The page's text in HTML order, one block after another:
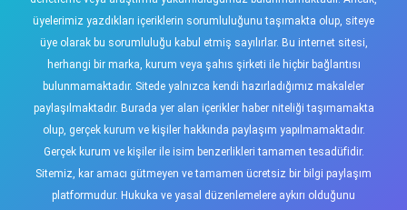
üyelerimiz yazdıkları içeriklerin sorumluluğunu taşımakta olup, siteye
üye olarak bu sorumluluğu kabul etmiş sayılırlar. Bu internet sitesi,
herhangi bir marka, kurum veya şahıs şirketi ile hiçbir bağlantısı
bulunmamaktadır. Sitede yalnızca kendi hazırladığımız makaleler
paylaşılmaktadır. Burada yer alan içerikler haber niteliği taşımamakta
olup, gerçek kurum ve kişiler hakkında paylaşım yapılmamaktadır.
Gerçek kurum ve kişiler ile isim benzerlikleri tamamen tesadüfidir.
Sitemiz, kar amacı gütmeyen ve tamamen ücretsiz bir bilgi paylaşım
platformudur. Hukuka ve yasal düzenlemelere aykırı olduğunu